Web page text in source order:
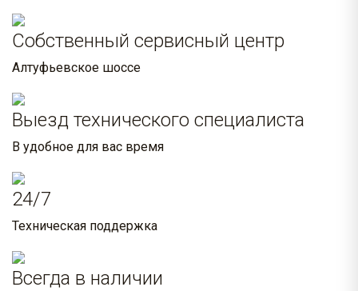
Собственный сервисный центр
Алтуфьевское шоссе
Выезд технического специалиста
В удобное для вас время
24/7
Техническая поддержка
Всегда в наличии